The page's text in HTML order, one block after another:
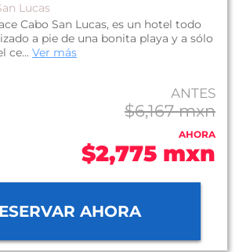
Lucas
Cabo San Lucas, es un hotel todo
a pie de una bonita playa y a sólo
ce... Ver más
ANTES
$6,167 mxn
AHORA
$2,775 mxn
AHORA